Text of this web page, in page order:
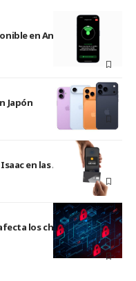
en Andorra e
Japón
en las Apple Store
los chips de Apple